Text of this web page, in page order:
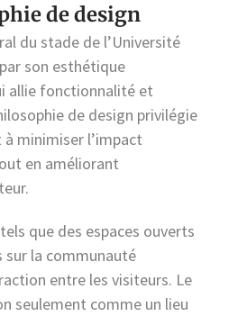
de design
du stade de l’Université
son esthétique
allie fonctionnalité et
de design privilégie
minimiser l’impact
en améliorant
que des espaces ouverts
sur la communauté
entre les visiteurs. Le
seulement comme un lieu